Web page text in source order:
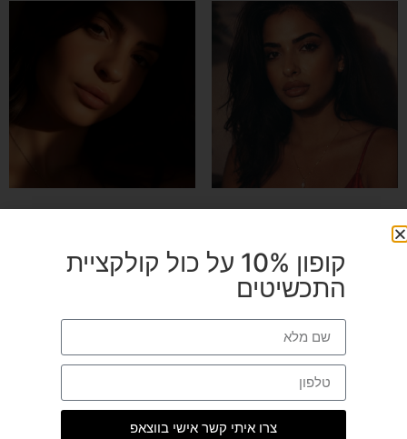
300
הוספה לסל
קופון 10% על כול קולקציית
התכשיטים
צרו איתי קשר אישי בווצאפ